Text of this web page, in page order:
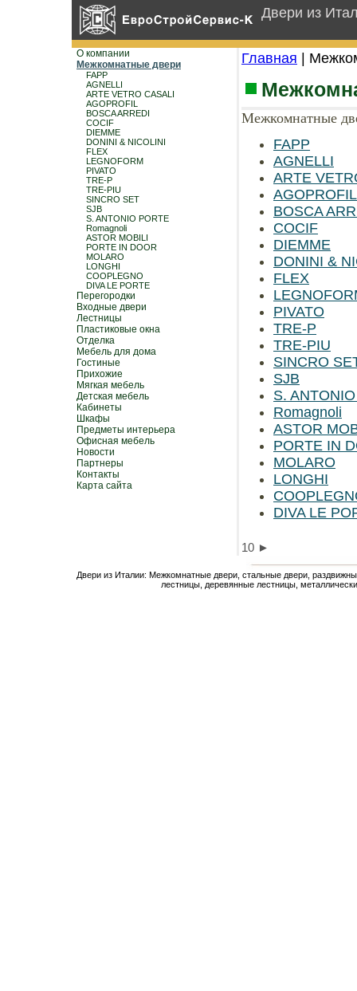
Двери из
О компании
Межкомнатные двери
FAPP
AGNELLI
ARTE VETRO CASALI
AGOPROFIL
BOSCA ARREDI
COCIF
DIEMME
DONINI & NICOLINI
FLEX
LEGNOFORM
PIVATO
TRE-P
TRE-PIU
SINCRO SET
SJB
S. ANTONIO PORTE
Romagnoli
ASTOR MOBILI
PORTE IN DOOR
MOLARO
LONGHI
COOPLEGNO
DIVA LE PORTE
Перегородки
Входные двери
Лестницы
Пластиковые окна
Отделка
Мебель для дома
Гостиные
Прихожие
Мягкая мебель
Детская мебель
Кабинеты
Шкафы
Предметы интерьера
Офисная мебель
Новости
Партнеры
Контакты
Карта сайта
Главная |
Межкомнатные
FAPP
AGNELLI
ARTE
AGOPROFIL
BOSCA
COCIF
DIEMME
DONINI &
FLEX
PIVATO
TRE-P
TRE-PIU
SINCRO
SJB
S.
Romagnoli
ASTOR
PORTE IN
MOLARO
LONGHI
DIVA LE
10 ►
Двери из Италии: Межкомнатные двери, стальные двери,
лестницы, деревянные лестницы,